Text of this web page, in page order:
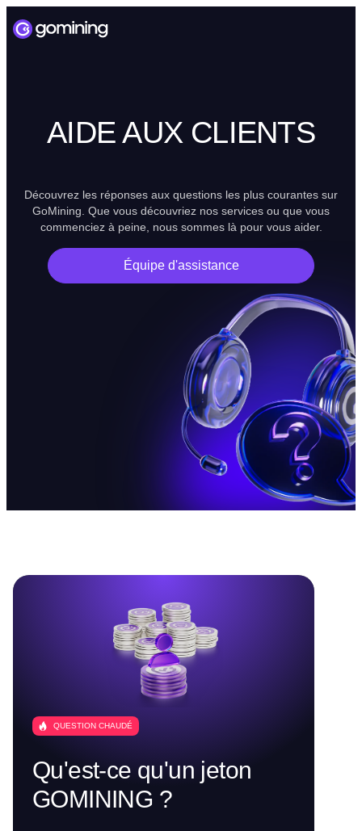
AIDE AUX CLIENTS
Découvrez les réponses aux questions les plus courantes sur
GoMining. Que vous découvriez nos services ou que vous
commenciez à peine, nous sommes là pour vous aider.
Équipe d'assistance
QUESTION CHAUDÉ
Qu'est-ce qu'un jeton
GOMINING ?